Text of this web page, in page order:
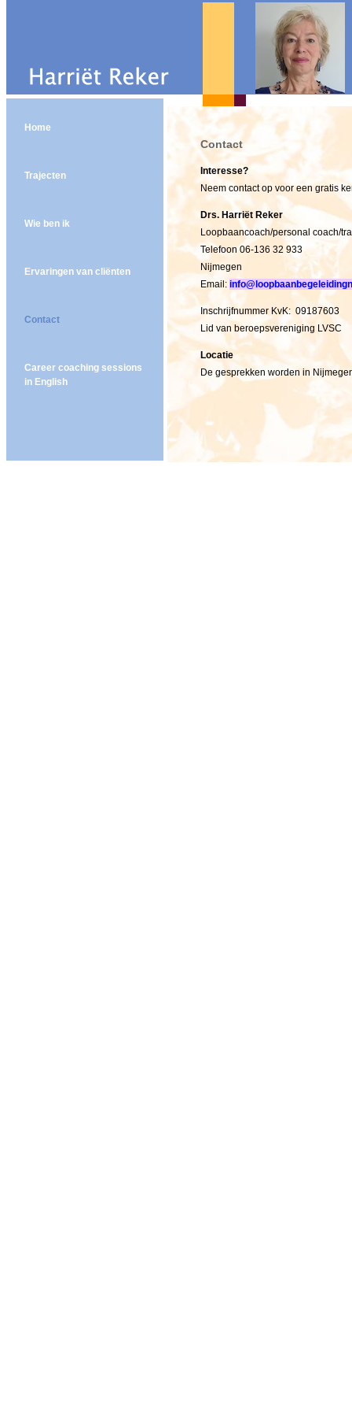
Home
Trajecten
Wie ben ik
Ervaringen van cliënten
Contact
Career coaching sessions
in English
Contact
Interesse?
Neem contact op voor een gratis
Drs. Harriët Reker
Loopbaancoach/personal coach/
Telefoon 06-136 32 933
Nijmegen
Email:
Inschrijfnummer KvK: 09187603
Lid van beroepsvereniging LVSC
Locatie
De gesprekken worden in